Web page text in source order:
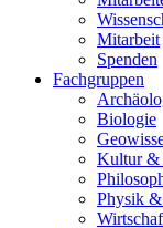
Mitarbeit
Spenden
Fachgruppen
Biologie
Kultur &
Physik